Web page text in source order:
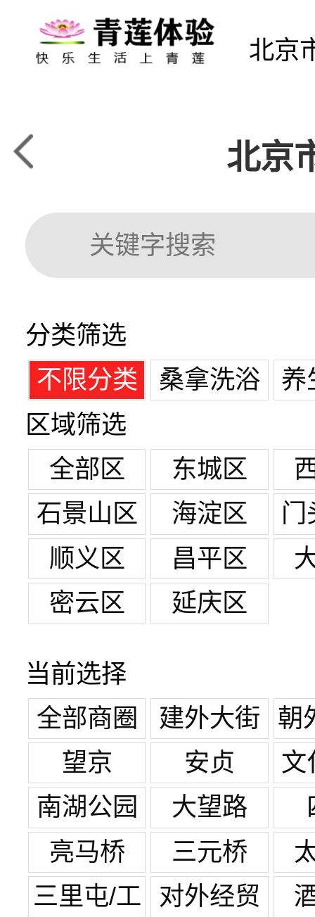
北京
北京
分类筛选
不限分类
桑拿洗浴
养
区域筛选
全部区
东城区
石景山区
海淀区
门
顺义区
昌平区
密云区
延庆区
当前选择
全部商圈
建外大街
朝
世
望京 安贞
文
南湖公园
大望路
亮马桥
三元桥
三里屯/工
对外经贸